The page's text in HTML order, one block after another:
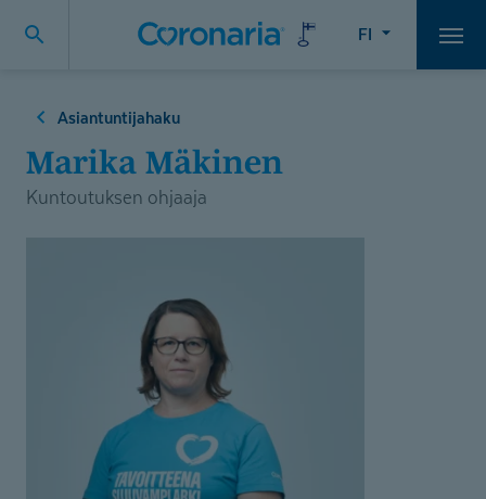
FI
Asiantuntijahaku
Marika Mäkinen
Kuntoutuksen ohjaaja